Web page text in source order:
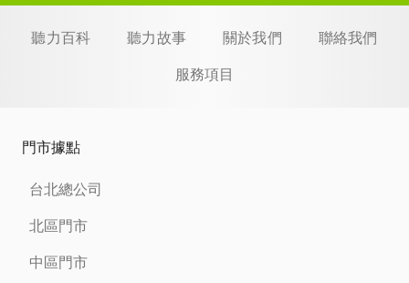
聽力百科 聽力故事 關於我們 聯絡我們
服務項目
門市據點
台北總公司
北區門市
中區門市